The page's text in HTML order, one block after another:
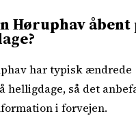
Høruphav åbent
har typisk ændrede
helligdage, så det
i forvejen.